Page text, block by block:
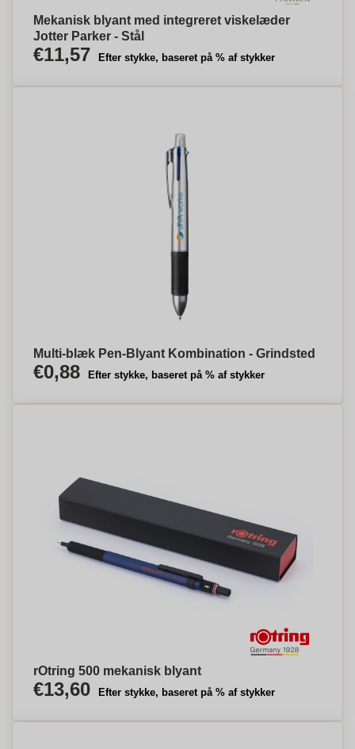
Mekanisk blyant med integreret viskelæder
Jotter Parker - Stål
€11,57 Efter stykke, baseret på % af stykker
Multi-blæk Pen-Blyant Kombination - Grindsted
€0,88 Efter stykke, baseret på % af stykker
rOtring 500 mekanisk blyant
€13,60 Efter stykke, baseret på % af stykker